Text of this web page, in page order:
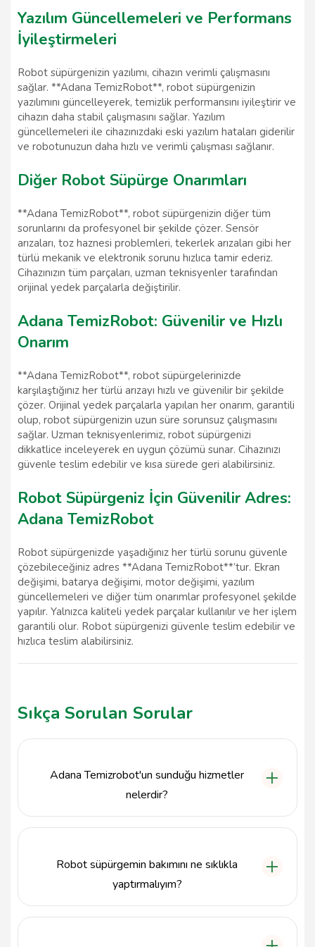
Yazılım Güncellemeleri ve Performans
İyileştirmeleri
Robot süpürgenizin yazılımı, cihazın verimli çalışmasını
sağlar. **Adana TemizRobot**, robot süpürgenizin
yazılımını güncelleyerek, temizlik performansını iyileştirir ve
cihazın daha stabil çalışmasını sağlar. Yazılım
güncellemeleri ile cihazınızdaki eski yazılım hataları giderilir
ve robotunuzun daha hızlı ve verimli çalışması sağlanır.
Diğer Robot Süpürge Onarımları
**Adana TemizRobot**, robot süpürgenizin diğer tüm
sorunlarını da profesyonel bir şekilde çözer. Sensör
arızaları, toz haznesi problemleri, tekerlek arızaları gibi her
türlü mekanik ve elektronik sorunu hızlıca tamir ederiz.
Cihazınızın tüm parçaları, uzman teknisyenler tarafından
orijinal yedek parçalarla değiştirilir.
Adana TemizRobot: Güvenilir ve Hızlı
Onarım
**Adana TemizRobot**, robot süpürgelerinizde
karşılaştığınız her türlü arızayı hızlı ve güvenilir bir şekilde
çözer. Orijinal yedek parçalarla yapılan her onarım, garantili
olup, robot süpürgenizin uzun süre sorunsuz çalışmasını
sağlar. Uzman teknisyenlerimiz, robot süpürgenizi
dikkatlice inceleyerek en uygun çözümü sunar. Cihazınızı
güvenle teslim edebilir ve kısa sürede geri alabilirsiniz.
Robot Süpürgeniz İçin Güvenilir Adres:
Adana TemizRobot
Robot süpürgenizde yaşadığınız her türlü sorunu güvenle
çözebileceğiniz adres **Adana TemizRobot**’tur. Ekran
değişimi, batarya değişimi, motor değişimi, yazılım
güncellemeleri ve diğer tüm onarımlar profesyonel şekilde
yapılır. Yalnızca kaliteli yedek parçalar kullanılır ve her işlem
garantili olur. Robot süpürgenizi güvenle teslim edebilir ve
hızlıca teslim alabilirsiniz.
Sıkça Sorulan Sorular
Adana Temizrobot'un sunduğu hizmetler
nelerdir?
profesyonel çözümler sağlamaktadır.
Robot süpürgemin bakımını ne sıklıkla
yaptırmalıyım?
olarak bu süre kısalabilir. Temizlik performansındaki